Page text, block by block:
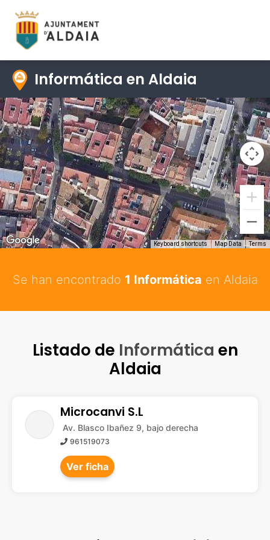
Informática en Aldaia
Keyboard shortcuts Map Data Terms
Se han encontrado 1 Informática en Aldaia
Listado de Informática en
Aldaia
Microcanvi S.L
Av. Blasco Ibañez 9, bajo derecha
961519073
Ver ficha